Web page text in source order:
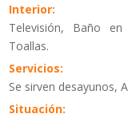
Interior:
Televisión, Baño
Toallas.
Servicios:
Se sirven desayunos,
Situación: